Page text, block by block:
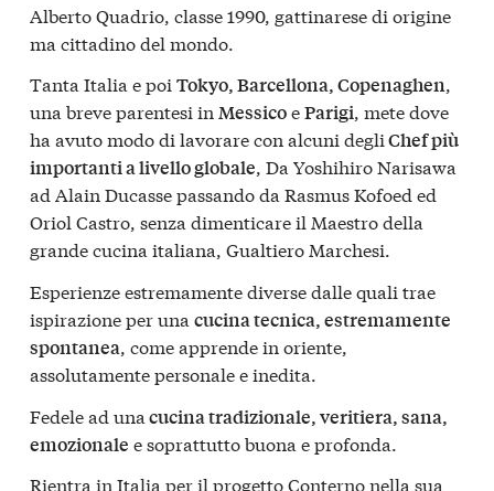
Alberto Quadrio, classe 1990, gattinarese di origine
ma cittadino del mondo.
Tanta Italia e poi Tokyo, Barcellona, Copenaghen,
una breve parentesi in MessicoeParigi, mete dove
ha avuto modo di lavorare con alcuni degliChef più
importanti a livello globale, Da Yoshihiro Narisawa
ad Alain Ducasse passando da Rasmus Kofoed ed
Oriol Castro, senza dimenticare il Maestro della
grande cucina italiana, Gualtiero Marchesi.
Esperienze estremamente diverse dalle quali trae
ispirazione per una cucina tecnica, estremamente
spontanea, come apprende in oriente,
assolutamente personale e inedita.
Fedele ad una cucina tradizionale, veritiera, sana,
emozionale e soprattutto buona e profonda.
Rientra in Italia per il progetto Conterno nella sua